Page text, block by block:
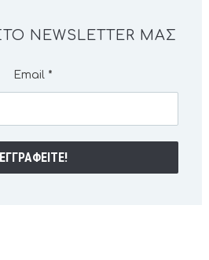
NEWSLETTER ΜΑΣ
Email *